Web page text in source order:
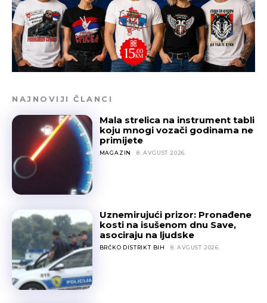
NAJNOVIJI ČLANCI
Mala strelica na instrument tabli
koju mnogi vozači godinama ne
primijete
MAGAZIN 8. AVGUST 2026.
Uznemirujući prizor: Pronađene
kosti na isušenom dnu Save,
asociraju na ljudske
BRČKO DISTRIKT BIH 8. AVGUST 2026.